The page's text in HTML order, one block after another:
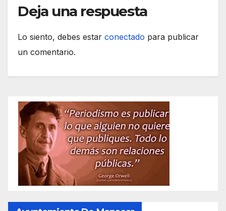
Deja una respuesta
Lo siento, debes estar conectado para publicar
un comentario.